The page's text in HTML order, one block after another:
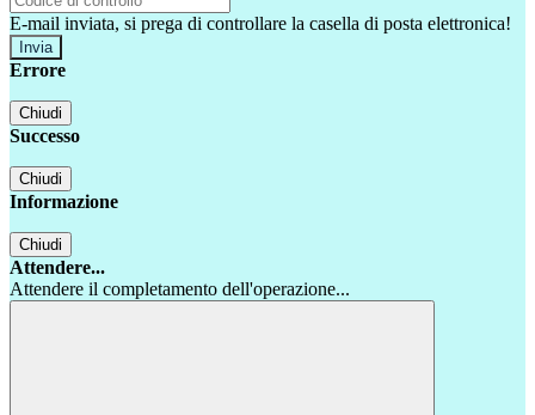
E-mail inviata, si prega di controllare la casella di posta elettronica!
Errore
Chiudi
Successo
Chiudi
Informazione
Chiudi
Attendere...
Attendere il completamento dell'operazione...